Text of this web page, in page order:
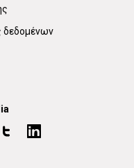
δεδομένων